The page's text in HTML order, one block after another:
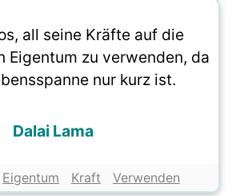
all seine Kräfte auf die
Eigentum zu verwenden, da
nur kurz ist.
Dalai Lama
Eigentum Kraft Verwenden